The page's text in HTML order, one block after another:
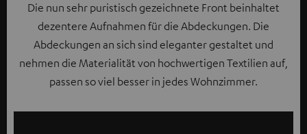
Die nun sehr puristisch gezeichnete Front beinhaltet
dezentere Aufnahmen für die Abdeckungen. Die
Abdeckungen an sich sind eleganter gestaltet und
nehmen die Materialität von hochwertigen Textilien auf,
passen so viel besser in jedes Wohnzimmer.